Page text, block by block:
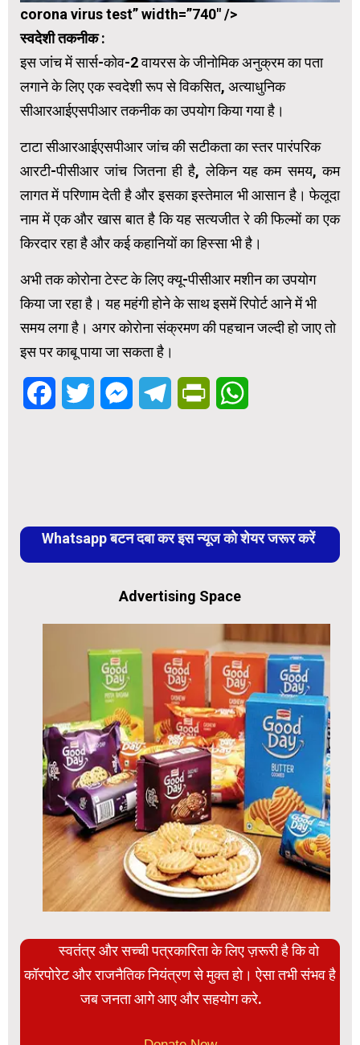
corona virus test” width=”740″ />
स्वदेशी तकनीक :
इस जांच में सार्स-कोव-2 वायरस के जीनोमिक अनुक्रम का पता
लगाने के लिए एक स्वदेशी रूप से विकसित, अत्याधुनिक
सीआरआईएसपीआर तकनीक का उपयोग किया गया है।
टाटा सीआरआईएसपीआर जांच की सटीकता का स्तर पारंपरिक
आरटी-पीसीआर जांच जितना ही है, लेकिन यह कम समय, कम
लागत में परिणाम देती है और इसका इस्तेमाल भी आसान है। फेलूदा
नाम में एक और खास बात है कि यह सत्यजीत रे की फिल्मों का एक
किरदार रहा है और कई कहानियों का हिस्सा भी है।
अभी तक कोरोना टेस्ट के लिए क्यू-पीसीआर मशीन का उपयोग
किया जा रहा है। यह महंगी होने के साथ इसमें रिपोर्ट आने में भी
समय लगा है। अगर कोरोना संक्रमण की पहचान जल्दी हो जाए तो
इस पर काबू पाया जा सकता है।
FacebookTwitter MessengerTelegramPrintFriendly
Whatsapp बटन दबा कर इस न्यूज को शेयर जरूर करें
Advertising Space
स्वतंत्र और सच्ची पत्रकारिता के लिए ज़रूरी है कि वो
कॉरपोरेट और राजनैतिक नियंत्रण से मुक्त हो। ऐसा तभी संभव है
जब जनता आगे आए और सहयोग करे.